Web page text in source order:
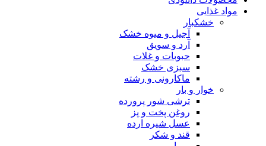
مواد غذایی
خشکبار
آجیل و میوه خشک
آرد و سویق
حبوبات و غلات
سبزی خشک
ماکارونی و رشته
خوار و بار
ترشی شور پرورده
روغن پخت و پز
عسل شیره ارده
قند و شکر